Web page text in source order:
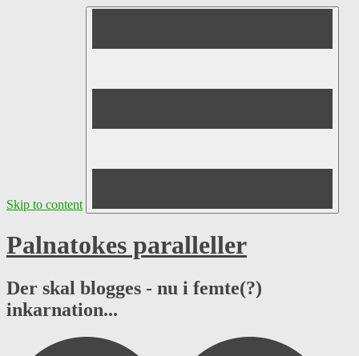
Skip to content
Palnatokes paralleller
Der skal blogges - nu i femte(?)
inkarnation...